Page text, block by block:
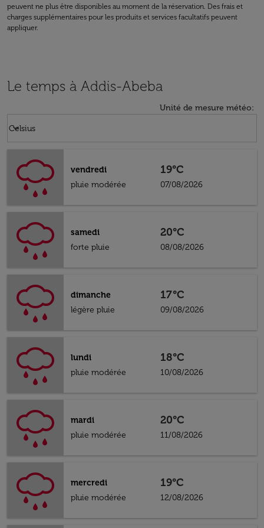
peuvent ne plus être disponibles au moment de la réservation. Des frais et
charges supplémentaires pour les produits et services facultatifs peuvent
appliquer.
Le temps à Addis-Abeba
Unité de mesure météo:
Celsius
keyboard_arrow_down
vendredi
pluie modérée
19°C
07/08/2026
samedi
forte pluie
20°C
08/08/2026
dimanche
légère pluie
17°C
09/08/2026
lundi
pluie modérée
18°C
10/08/2026
mardi
pluie modérée
20°C
11/08/2026
mercredi
pluie modérée
19°C
12/08/2026